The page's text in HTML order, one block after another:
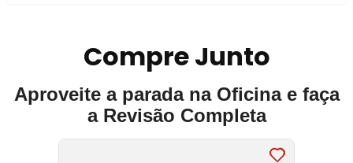
Compre Junto
Aproveite a parada na Oficina e faça
a Revisão Completa